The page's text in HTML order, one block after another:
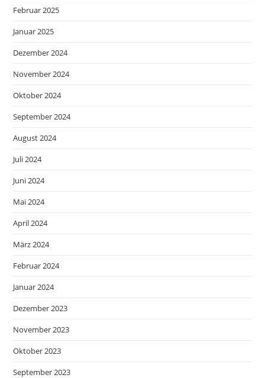
Februar 2025
Januar 2025
Dezember 2024
November 2024
Oktober 2024
September 2024
August 2024
Juli 2024
Juni 2024
Mai 2024
April 2024
März 2024
Februar 2024
Januar 2024
Dezember 2023
November 2023
Oktober 2023
September 2023